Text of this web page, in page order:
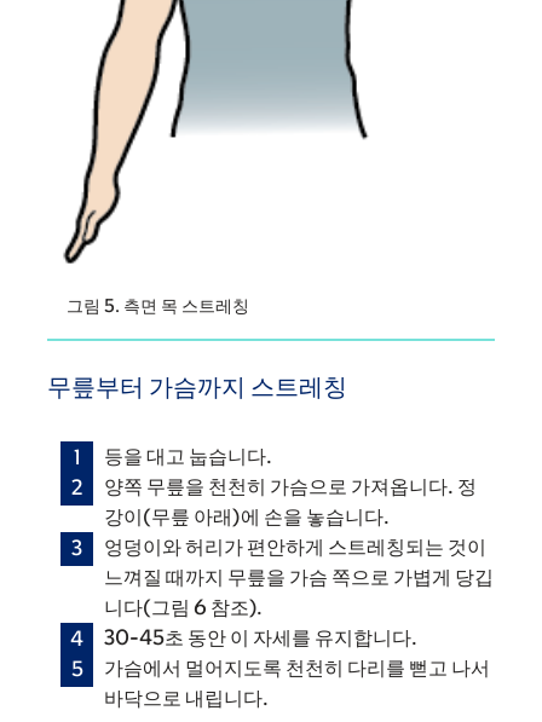
그림 5. 측면 목 스트레칭
무릎부터 가슴까지 스트레칭
등을 대고 눕습니다.
양쪽 무릎을 천천히 가슴으로 가져옵니다. 정
강이(무릎 아래)에 손을 놓습니다.
엉덩이와 허리가 편안하게 스트레칭되는 것이
느껴질 때까지 무릎을 가슴 쪽으로 가볍게 당깁
니다(그림 6 참조).
30-45초 동안 이 자세를 유지합니다.
가슴에서 멀어지도록 천천히 다리를 뻗고 나서
바닥으로 내립니다.